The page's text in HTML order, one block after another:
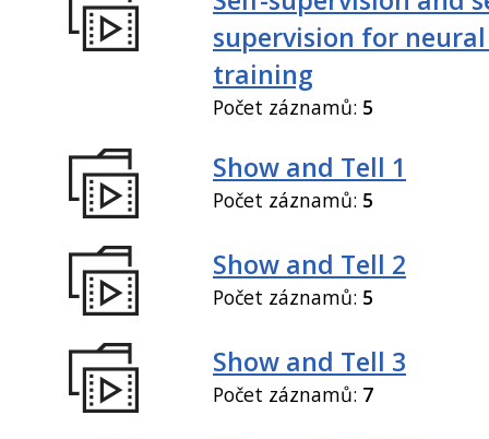
supervision for neural
training
Počet záznamů: 5
Show and Tell 1
Počet záznamů: 5
Show and Tell 2
Počet záznamů: 5
Show and Tell 3
Počet záznamů: 7